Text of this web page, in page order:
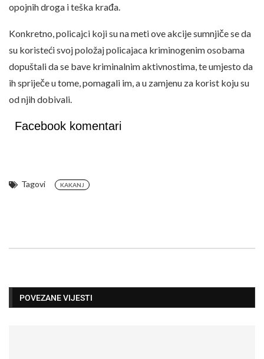
opojnih droga i teška krađa.
Konkretno, policajci koji su na meti ove akcije sumnjiče se da
su koristeći svoj položaj policajaca kriminogenim osobama
dopuštali da se bave kriminalnim aktivnostima, te umjesto da
ih spriječe u tome, pomagali im, a u zamjenu za korist koju su
od njih dobivali.
Facebook komentari
Tagovi KAKANJ
POVEZANE VIJESTI